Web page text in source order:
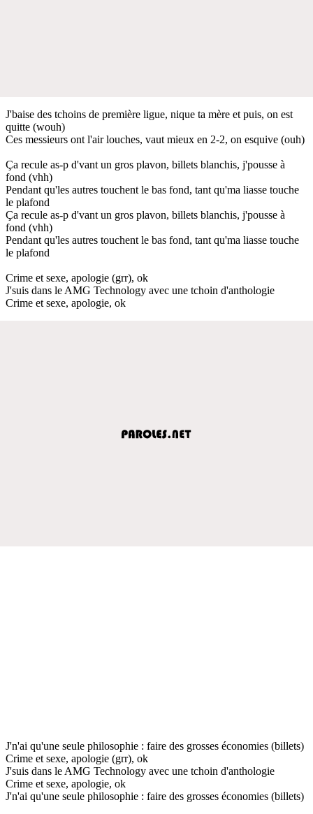
J'baise des tchoins de première ligue, nique ta mère et puis, on est
quitte (wouh)
Ces messieurs ont l'air louches, vaut mieux en 2-2, on esquive (ouh)
Ça recule as-p d'vant un gros plavon, billets blanchis, j'pousse à
fond (vhh)
Pendant qu'les autres touchent le bas fond, tant qu'ma liasse touche
le plafond
Ça recule as-p d'vant un gros plavon, billets blanchis, j'pousse à
fond (vhh)
Pendant qu'les autres touchent le bas fond, tant qu'ma liasse touche
le plafond
Crime et sexe, apologie (grr), ok
J'suis dans le AMG Technology avec une tchoin d'anthologie
Crime et sexe, apologie, ok
J'n'ai qu'une seule philosophie : faire des grosses économies (billets)
Crime et sexe, apologie (grr), ok
J'suis dans le AMG Technology avec une tchoin d'anthologie
Crime et sexe, apologie, ok
J'n'ai qu'une seule philosophie : faire des grosses économies (billets)